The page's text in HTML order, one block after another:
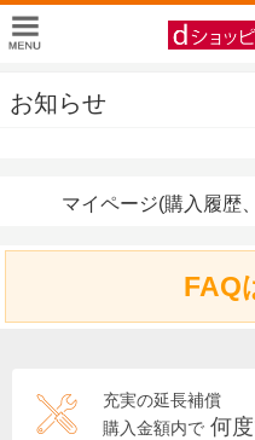
お知らせ
マイページ(購入履歴
FAQ
充実の延長補償
購入金額内で 何